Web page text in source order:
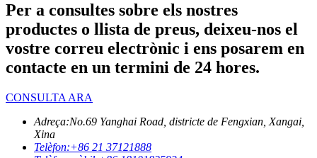
Per a consultes sobre els nostres
productes o llista de preus, deixeu-nos el
vostre correu electrònic i ens posarem en
contacte en un termini de 24 hores.
CONSULTA ARA
Adreça:No.69 Yanghai Road, districte de Fengxian, Xangai,
Xina
Telèfon:+86 21 37121888